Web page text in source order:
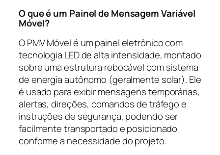
O que é um Painel de Mensagem Variável
Móvel?
O PMV Móvel é um painel eletrônico com
tecnologia LED de alta intensidade, montado
sobre uma estrutura rebocável com sistema
de energia autônomo (geralmente solar). Ele
é usado para exibir mensagens temporárias,
alertas, direções, comandos de tráfego e
instruções de segurança, podendo ser
facilmente transportado e posicionado
conforme a necessidade do projeto.